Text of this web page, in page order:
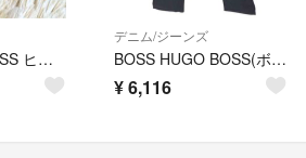
美品 HUGO BOSS ヒューゴボス メタルフレーム フルリム ティアドロップ
デニム/ジーンズ
BOSS HUGO BOSS(ボスヒューゴボス) ストレッチデニムパンツ メンズ
¥6,116